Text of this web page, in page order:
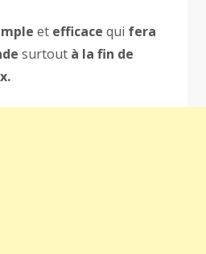
et efficace qui fera
surtout à la fin de